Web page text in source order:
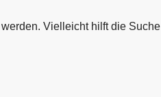
Vielleicht hilft die Suche